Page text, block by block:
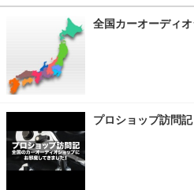
全国カーオーディ
プロショップ訪問記